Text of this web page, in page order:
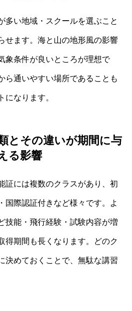
多い地域・スクールを選ぶこと
せます。海と山の地形風の影響
象条件が良いところが理想で
ら通いやすい場所であることも
になります。
とその違いが期間に与
る影響
証には複数のクラスがあり、初
国際認証付きなど様々です。よ
技能・飛行経験・試験内容が増
得期間も長くなります。どのク
決めておくことで、無駄な講習